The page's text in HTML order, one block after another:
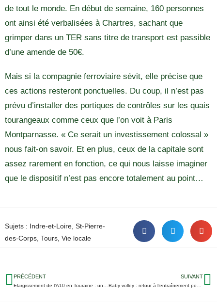
de tout le monde. En début de semaine, 160 personnes
ont ainsi été verbalisées à Chartres, sachant que
grimper dans un TER sans titre de transport est passible
d’une amende de 50€.
Mais si la compagnie ferroviaire sévit, elle précise que
ces actions resteront ponctuelles. Du coup, il n’est pas
prévu d’installer des portiques de contrôles sur les quais
tourangeaux comme ceux que l’on voit à Paris
Montparnasse. « Ce serait un investissement colossal »
nous fait-on savoir. Et en plus, ceux de la capitale sont
assez rarement en fonction, ce qui nous laisse imaginer
que le dispositif n’est pas encore totalement au point…
Sujets : Indre-et-Loire St-Pierre-
des-Corps Tours Vie locale
PRÉCÉDENT SUIVANT
Baby volley : retour à l’entraînement pour les 4-7 ans à Tours